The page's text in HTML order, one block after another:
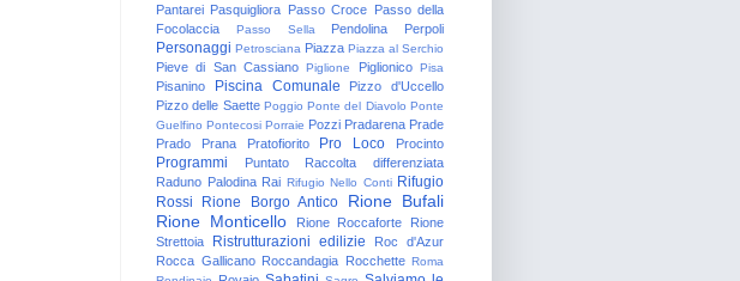
Pantarei Pasquigliora Passo Croce Passo della
Focolaccia
Passo Sella Pendolina Perpoli
Personaggi Petrosciana Piazza Piazza al Serchio
Pieve di San Cassiano Piglione Piglionico Pisa
Pisanino Piscina Comunale
Pizzo d'Uccello
Pizzo delle Saette Poggio Ponte del Diavolo Ponte
Guelfino Pontecosi Porraie Pozzi Pradarena Prade
Prado
Prana Pratofiorito Pro Loco Procinto
Programmi Puntato
Raccolta differenziata
Raduno Palodina Rai Rifugio Nello Conti Rifugio
Rossi
Rione Borgo Antico
Rione Bufali
Rione Monticello
Rione Roccaforte
Rione
Strettoia
Ristrutturazioni edilizie
Roc d'Azur
Rocca Gallicano Roccandagia Rocchette Roma